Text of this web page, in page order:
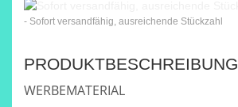
- Sofort versandfähig, ausreichende Stückzahl
PRODUKTBESCHREIBUNG
WERBEMATERIAL